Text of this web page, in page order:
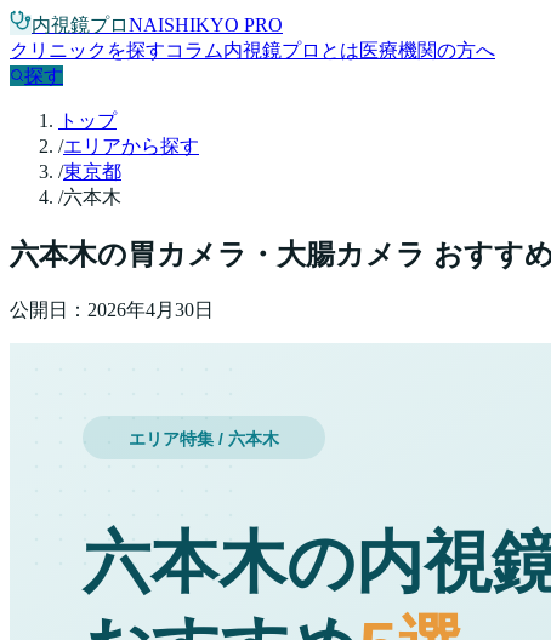
内視鏡プロNAISHIKYO PRO
クリニックを探すコラム内視鏡プロとは医療機関の方へ
探す
トップ
/エリアから探す
/東京都
/六本木
六本木の胃カメラ・大腸カメラ おすす
公開日： 2026年4月30日